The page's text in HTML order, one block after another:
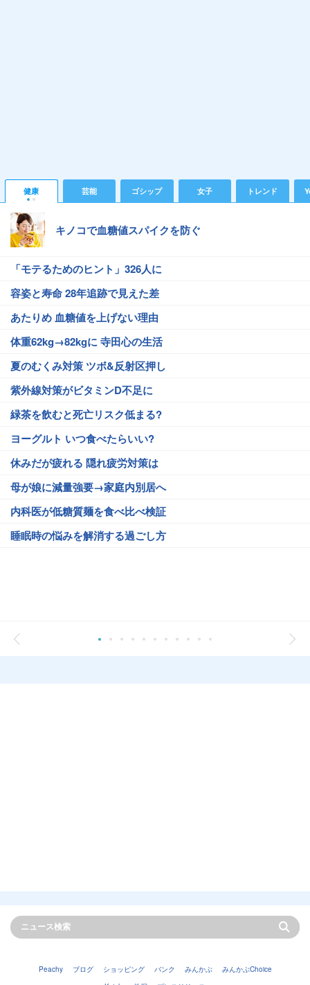
健康 芸能 ゴシップ 女子 トレンド
キノコで血糖値スパイクを防ぐ
「モテるためのヒント」326人に
容姿と寿命 28年追跡で見えた差
あたりめ 血糖値を上げない理由
体重62kg→82kgに 寺田心の生活
夏のむくみ対策 ツボ&反射区押し
紫外線対策がビタミンD不足に
緑茶を飲むと死亡リスク低まる?
ヨーグルト いつ食べたらいい?
休みだが疲れる 隠れ疲労対策は
母が娘に減量強要→家庭内別居へ
内科医が低糖質麺を食べ比べ検証
睡眠時の悩みを解消する過ごし方
Peachy ブログ ショッピング バンク みんかぶ
みんかぶChoice